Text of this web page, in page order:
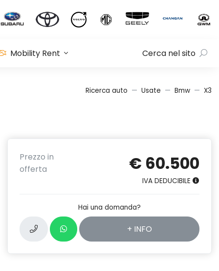
Mobility Rent Cerca nel sito
Ricerca auto Usate Bmw X3
Prezzo in
offerta
€ 60.500
IVA DEDUCIBILE
Hai una domanda?
+ INFO